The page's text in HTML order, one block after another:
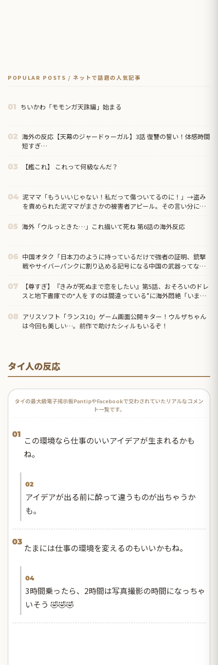
POPULAR POSTS / ネットで話題の人気記事
01 ちいかわ「モモンガ天誅編」始まる
02 海外の反応【天幕のジャードゥーガル】3話 復讐の誓い！体感時間
短すぎ…
03 【艦これ】 これって何級なんだ？
04 泥ママ「もういいじゃない！私だって傷ついてるのに！」→盗み
を責められた泥ママがまさかの被害者アピール。その言い分に周
05 海外「ウルっときた…」これ描いて死ね 第6話の海外反応
06 中国オタク「日本刀のように持っているだけで強者の証明、銃撃
戦やサイバーパンクに割り込める記号になる中国の武器ってなん
07
【尊すぎ】『きみが死ぬまで恋をしたい』第5話、おそろいのドレ
スと地下書庫での“人を すのは間違っている”に海外悶絶「いまの
きた」
08 アリスソフト「ランス10」ゲーム画面公開キター！ウルザちゃん
は今回も美しい…。前作で助けたシィルもいるぞ！
タイ人の反応
タイの最大級電子掲示板PantipやFacebookで交わされていたリアルなコメン
ト一覧です。
01
この環境なら仕事のいいアイデアが生まれるかも
ね。
02
アイデアが出る前に酔って違うものが出ちゃうか
も。
03
たまには仕事の環境を変えるのもいいかもね。
04
3時間乗ったら、2時間は写真撮影の時間になっちゃ
いそう 🤣🤣🤣